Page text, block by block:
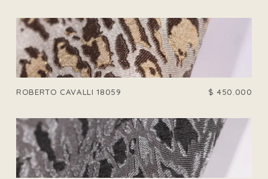
ROBERTO CAVALLI 18059 $ 450.000